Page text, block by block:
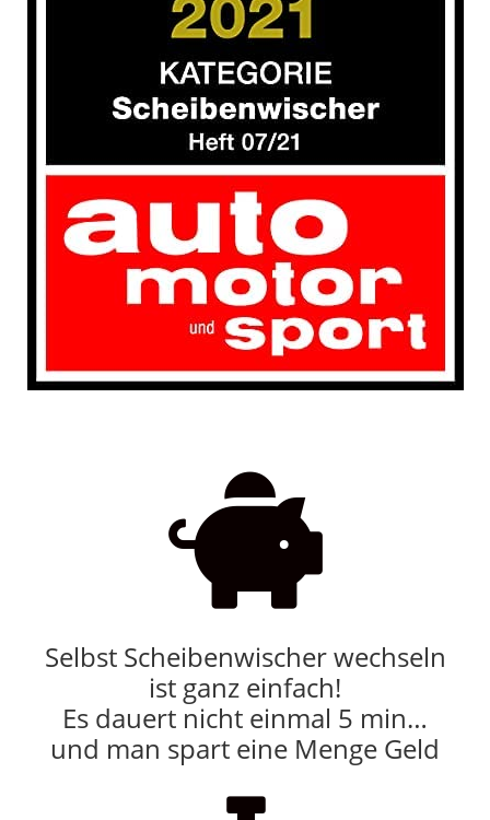

Selbst Scheibenwischer wechseln
ist ganz einfach!
Es dauert nicht einmal 5 min…
und man spart eine Menge Geld